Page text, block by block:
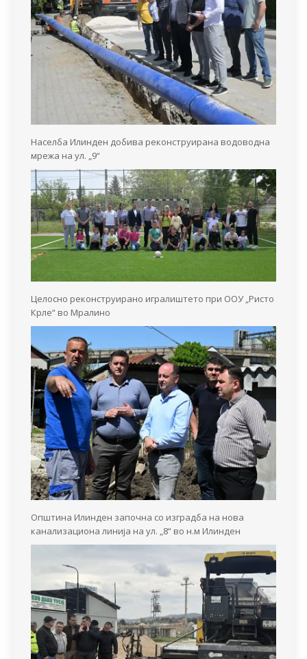
Населба Илинден добива реконструирана водоводна
мрежа на ул. „9“
Целосно реконструирано игралиштето при ООУ „Ристо
Крле“ во Мралино
Општина Илинден започна со изградба на нова
канализациона линија на ул. „8“ во н.м Илинден